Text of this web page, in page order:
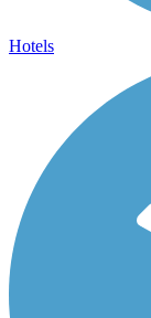
Hotels